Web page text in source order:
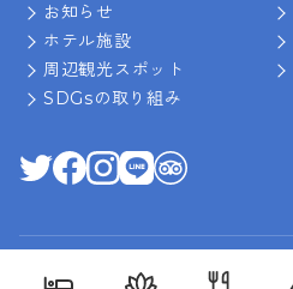
お知らせ
ホテル施設
周辺観光スポット
SDGsの取り組み